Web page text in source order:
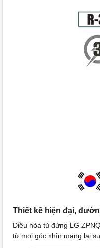
Thiết kế hiện đại,
Điều hòa tủ đứng LG
từ mọi góc nhìn mang lại